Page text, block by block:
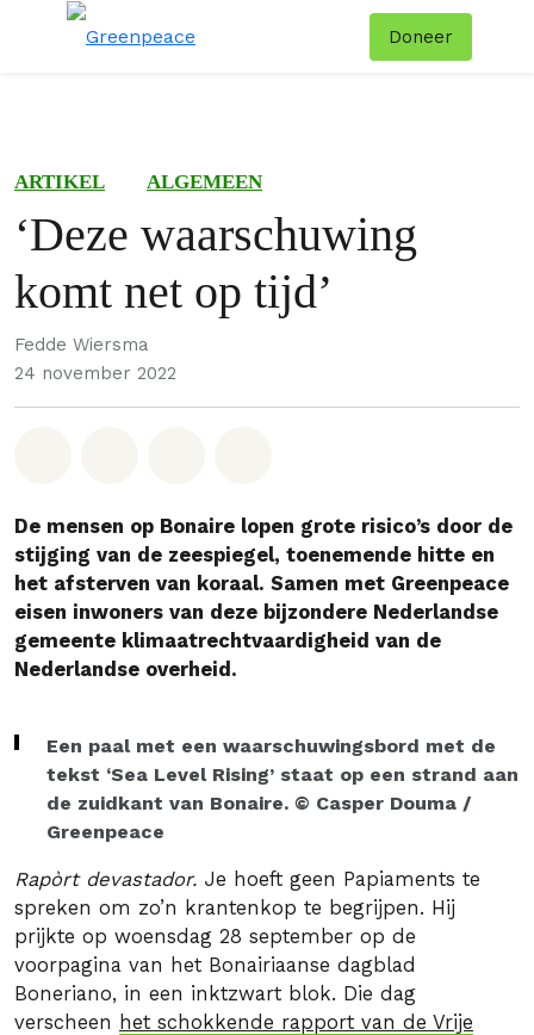
Doneer
ARTIKEL ALGEMEEN
‘Deze waarschuwing
komt net op tijd’
Fedde Wiersma
24 november 2022
De mensen op Bonaire lopen grote risico’s door de
stijging van de zeespiegel, toenemende hitte en
het afsterven van koraal. Samen met Greenpeace
eisen inwoners van deze bijzondere Nederlandse
gemeente klimaatrechtvaardigheid van de
Nederlandse overheid.
Een paal met een waarschuwingsbord met de
tekst ‘Sea Level Rising’ staat op een strand aan
de zuidkant van Bonaire. © Casper Douma /
Greenpeace
Rapòrt devastador. Je hoeft geen Papiaments te
spreken om zo’n krantenkop te begrijpen. Hij
prijkte op woensdag 28 september op de
voorpagina van het Bonairiaanse dagblad
Boneriano, in een inktzwart blok. Die dag
verscheen het schokkende rapport van de Vrije